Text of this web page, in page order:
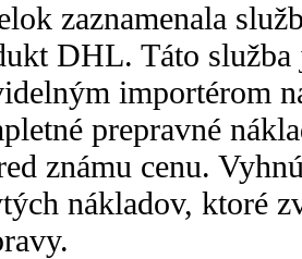
zaznamenala
DHL. Táto služba
importérom
prepravné
známu cenu.
nákladov, ktoré